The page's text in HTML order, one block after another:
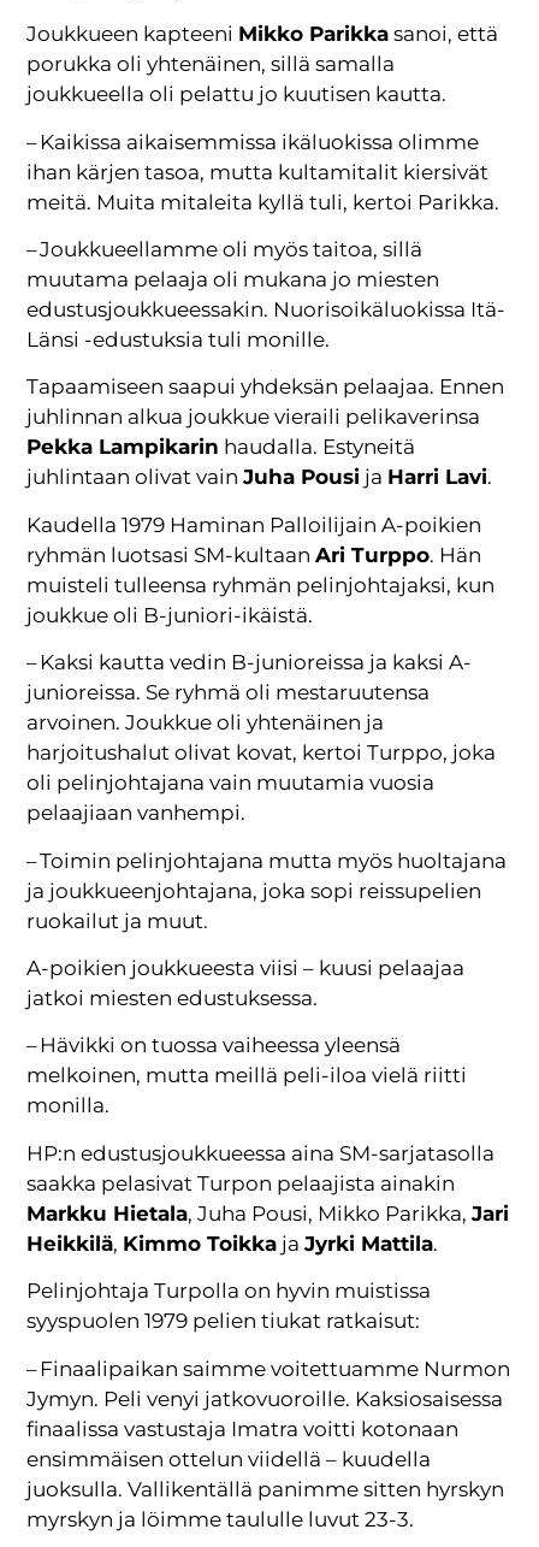
Joukkueen kapteeni Mikko Parikka sanoi, että
porukka oli yhtenäinen, sillä samalla
joukkueella oli pelattu jo kuutisen kautta.
– Kaikissa aikaisemmissa ikäluokissa olimme
ihan kärjen tasoa, mutta kultamitalit kiersivät
meitä. Muita mitaleita kyllä tuli, kertoi Parikka.
– Joukkueellamme oli myös taitoa, sillä
muutama pelaaja oli mukana jo miesten
edustusjoukkueessakin. Nuoriso­ikäluokissa Itä-
Länsi -edustuksia tuli monille.
Tapaamiseen saapui yhdeksän pelaajaa. Ennen
juhlinnan alkua joukkue vieraili pelikaverinsa
Pekka Lampikarin haudalla. Estyneitä
juhlintaan olivat vainJuha Pousi ja Harri Lavi.
Kaudella 1979 Haminan Palloilijain A-poikien
ryhmän luotsasi SM-kultaanAri Turppo. Hän
muisteli tulleensa ryhmän pelinjohtajaksi, kun
joukkue oli B-juniori-ikäistä.
– Kaksi kautta vedin B-junioreissa ja kaksi A-
junioreissa. Se ryhmä oli mestaruutensa
arvoinen. Joukkue oli yhtenäinen ja
harjoitushalut olivat kovat, kertoi Turppo, joka
oli pelinjohtajana vain muutamia vuosia
pelaajiaan vanhempi.
– Toimin pelinjohtajana mutta myös huoltajana
ja joukkueenjohtajana, joka sopi reissupelien
ruokailut ja muut.
A-poikien joukkueesta viisi – kuusi pelaajaa
jatkoi miesten edustuksessa.
– Hävikki on tuossa vaiheessa yleensä
melkoinen, mutta meillä peli-iloa vielä riitti
monilla.
HP:n edustusjoukkueessa aina SM-sarjatasolla
saakka pelasivat Turpon pelaajista ainakin
Markku Hietala, Juha Pousi, Mikko Parikka,Jari
Heikkilä, Kimmo Toikka jaJyrki Mattila.
Pelinjohtaja Turpolla on hyvin muistissa
syyspuolen 1979 pelien tiukat ratkaisut:
– Finaalipaikan saimme voitettuamme Nurmon
Jymyn. Peli venyi jatkovuoroille. Kaksiosaisessa
finaalissa vastustaja Imatra voitti kotonaan
ensimmäisen ottelun viidellä – kuudella
juoksulla. Vallikentällä panimme sitten hyrskyn
myrskyn ja löimme taululle luvut 23-3.